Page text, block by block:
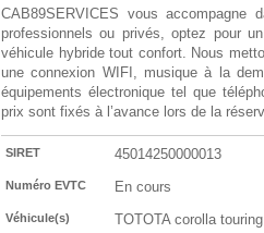
CAB89SERVICES vous accompagne
professionnels ou privés, optez pour
véhicule hybride tout confort. Nous
une connexion WIFI, musique à la
équipements électronique tel que
prix sont fixés à l’avance lors de la
SIRET 45014250000013
Numéro EVTC En cours
Véhicule(s) TOTOTA corolla touring